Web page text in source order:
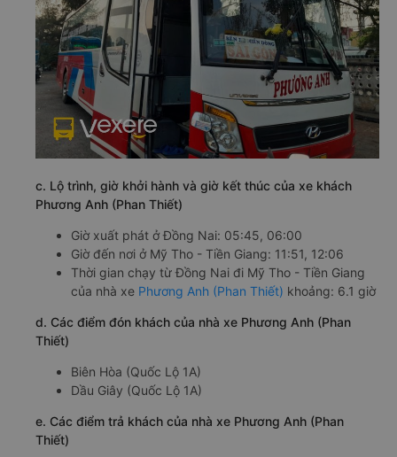
c. Lộ trình, giờ khởi hành và giờ kết thúc của xe khách
Phương Anh (Phan Thiết)
Giờ xuất phát ở Đồng Nai: 05:45, 06:00
Giờ đến nơi ở Mỹ Tho - Tiền Giang: 11:51, 12:06
Thời gian chạy từ Đồng Nai đi Mỹ Tho - Tiền Giang
của nhà xe Phương Anh (Phan Thiết) khoảng: 6.1 giờ
d. Các điểm đón khách của nhà xe Phương Anh (Phan
Thiết)
Biên Hòa (Quốc Lộ 1A)
Dầu Giây (Quốc Lộ 1A)
e. Các điểm trả khách của nhà xe Phương Anh (Phan
Thiết)